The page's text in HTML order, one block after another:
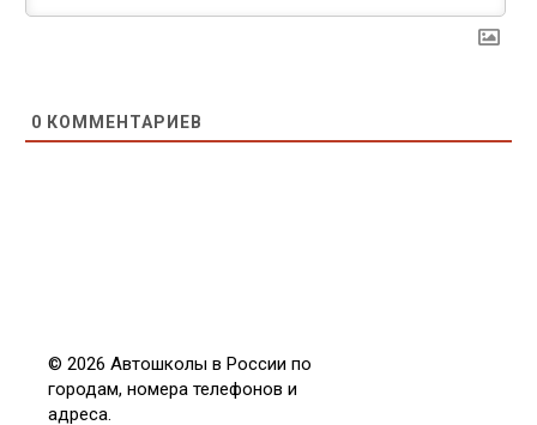
0 КОММЕНТАРИЕВ
© 2026 Автошколы в России по
городам, номера телефонов и
адреса.